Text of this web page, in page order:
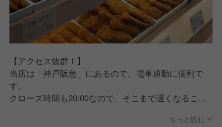
【求める人物像】
私たちの経営理念「心と味でおもてなし」に共感し、
お客様に真心を込めたサービスを提供するために、以
下のような方を求めています。
◾️表情が明るい人
接客で何より大事なことは、笑顔かなと思います。
あなたの笑顔でお客様をお出迎えするのもそうです
が、その笑顔がお店の雰囲気も良くしていき、気持ち
【アクセス抜群！】
当店は「神戸阪急」にあるので、電車通勤に便利で
す。
クローズ時間も20:00なので、そこまで遅くなること
もっと読む